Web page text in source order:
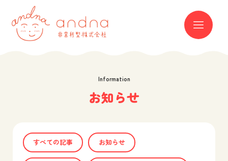
Information
お知らせ
すべての記事 お知らせ